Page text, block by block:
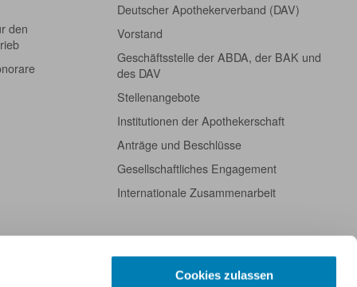
Cookies zulassen
den
Deutscher Apothekerverband (DAV)
Vorstand
Geschäftsstelle der ABDA, der BAK und
des DAV
Stellenangebote
Institutionen der Apothekerschaft
Anträge und Beschlüsse
Gesellschaftliches Engagement
Internationale Zusammenarbeit